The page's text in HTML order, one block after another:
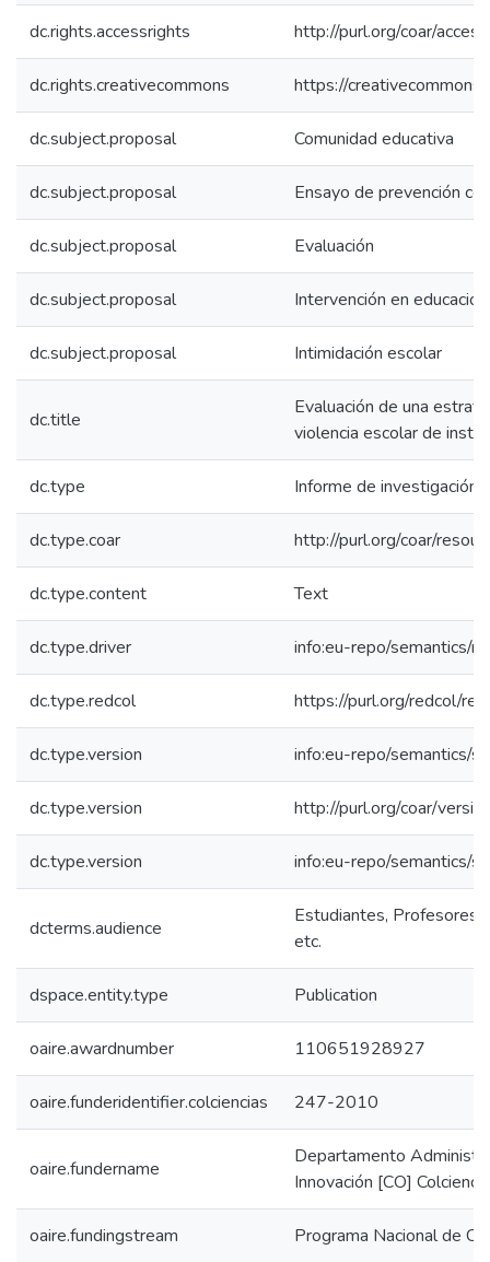
dc.rights.accessrights http://purl.org/coar/
dc.rights.creativecommons https://
dc.subject.proposal Comunidad educativa
dc.subject.proposal Ensayo de prevención
dc.subject.proposal Evaluación
dc.subject.proposal Intervención en educación
dc.subject.proposal Intimidación escolar
dc.title
Evaluación de una
violencia escolar de
dc.type Informe de investigación
dc.type.coar http://purl.org/coar/
dc.type.content Text
dc.type.driver info:eu-repo/semantics/
dc.type.redcol https://purl.org/redcol/
dc.type.version info:eu-repo/semantics/
dc.type.version http://purl.org/coar/
dc.type.version info:eu-repo/semantics/
dcterms.audience
Estudiantes, Profesores,
etc.
dspace.entity.type Publication
oaire.awardnumber 110651928927
oaire.funderidentifier.colciencias 247-2010
oaire.fundername
Departamento
Innovación [CO]
oaire.fundingstream Programa Nacional de